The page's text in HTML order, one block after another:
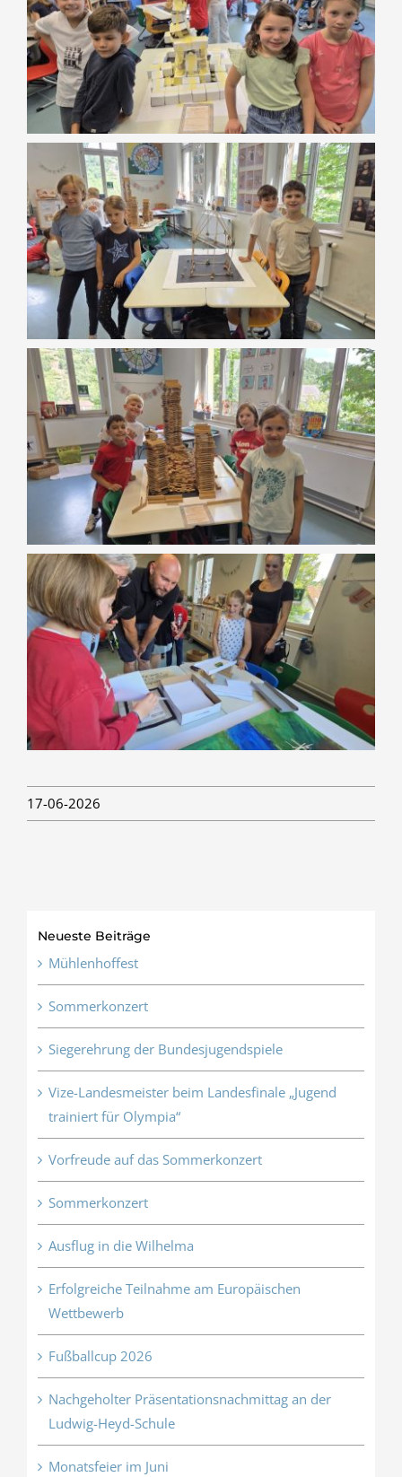
17-06-2026
Neueste Beiträge
Mühlenhoffest
Sommerkonzert
Siegerehrung der Bundesjugendspiele
Vize-Landesmeister beim Landesfinale „Jugend
trainiert für Olympia“
Vorfreude auf das Sommerkonzert
Sommerkonzert
Ausflug in die Wilhelma
Erfolgreiche Teilnahme am Europäischen
Wettbewerb
Fußballcup 2026
Nachgeholter Präsentationsnachmittag an der
Ludwig-Heyd-Schule
Monatsfeier im Juni